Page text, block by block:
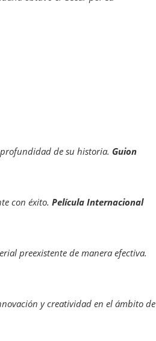
de su historia. Guion
con éxito. Película Internacional
preexistente de manera efectiva.
y creatividad en el ámbito de